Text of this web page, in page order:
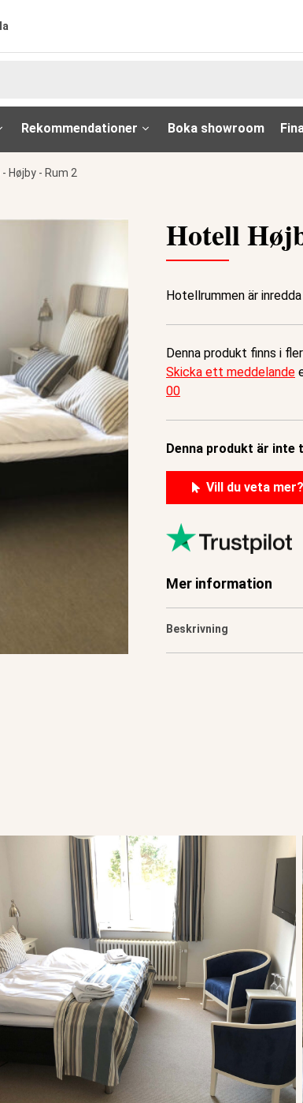
Rekommendationer Boka showroom
Højby - Rum 2
Hotell
Hotellrummen är
Denna produkt finns i
Skicka ett meddelande
00
Denna produkt är inte
Vill du veta
Mer information
Beskrivning